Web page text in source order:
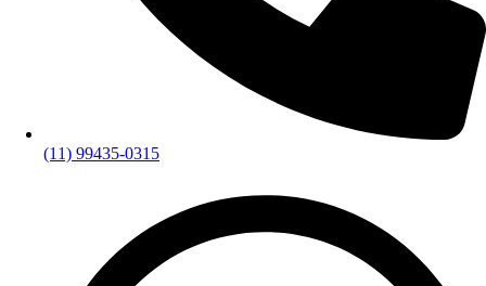
(11) 99435-0315